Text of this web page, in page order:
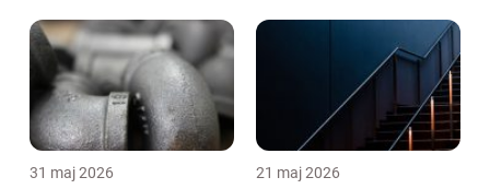
31 maj 2026 21 maj 2026